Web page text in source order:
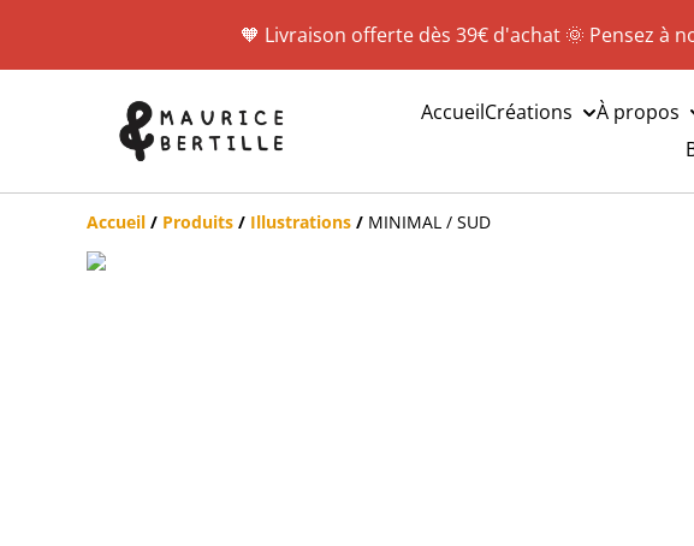
🧡 Livraison offerte dès 39€ d'achat 🌞 Pensez
AccueilCréations À propos
Accueil / Produits / Illustrations / MINIMAL / SUD